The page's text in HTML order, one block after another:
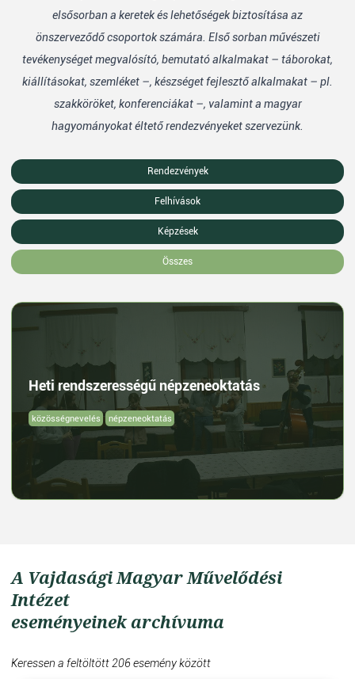
elsősorban a keretek és lehetőségek biztosítása az
önszerveződő csoportok számára. Első sorban művészeti
tevékenységet megvalósító, bemutató alkalmakat – táborokat,
kiállításokat, szemléket –, készséget fejlesztő alkalmakat – pl.
szakköröket, konferenciákat –, valamint a magyar
hagyományokat éltető rendezvényeket szervezünk.
Rendezvények
Felhívások
Képzések
Összes
Heti rendszerességű népzeneoktatás
közösségnevelés népzeneoktatás
A Vajdasági Magyar Művelődési
Intézet
eseményeinek archívuma
Keressen a feltöltött 206 esemény között